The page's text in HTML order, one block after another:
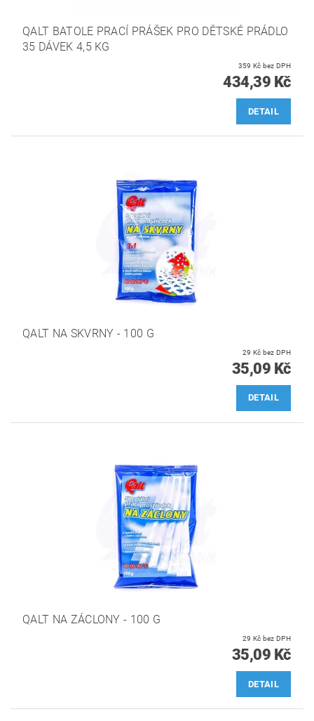
QALT BATOLE PRACÍ PRÁŠEK PRO DĚTSKÉ PRÁDLO
35 DÁVEK 4,5 KG
359 Kč bez DPH
434,39 Kč
DETAIL
QALT NA SKVRNY - 100 G
29 Kč bez DPH
35,09 Kč
DETAIL
QALT NA ZÁCLONY - 100 G
29 Kč bez DPH
35,09 Kč
DETAIL